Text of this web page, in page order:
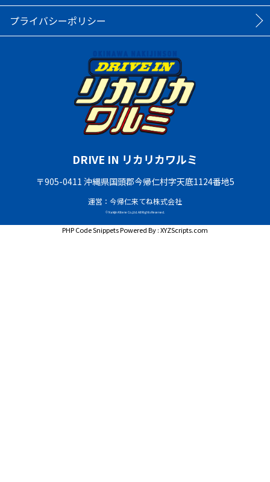
プライバシーポリシー
DRIVE IN リカリカワルミ
〒905-0411 沖縄県国頭郡今帰仁村字天底1124番地5
運営：今帰仁来てね株式会社
© Nakijin Kitene Co.,Ltd. All Rights Reserved.
PHP Code SnippetsPowered By :XYZScripts.com